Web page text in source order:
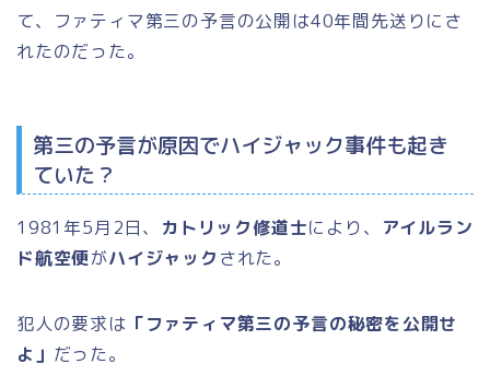
て、ファティマ第三の予言の公開は40年間先送りにさ
れたのだった。
第三の予言が原因でハイジャック事件も起き
ていた？
1981年5月2日、 カトリック修道士により、
アイルラン
ド航空便がハイジャック された。
犯人の要求は 「ファティマ第三の予言の秘密を公開せ
よ」 だった。